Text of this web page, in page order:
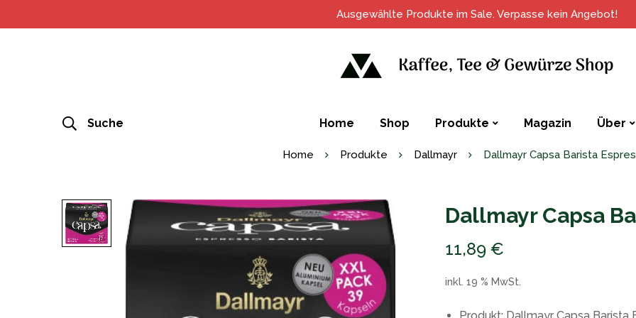
Ausgewählte Produkte im Sale. Verpasse kein Angebot!
Suche Home Shop Produkte Magazin Über
Home Produkte Dallmayr Dallmayr Capsa Barista
Dallmayr Capsa
11,89 €
inkl. 19 % MwSt.